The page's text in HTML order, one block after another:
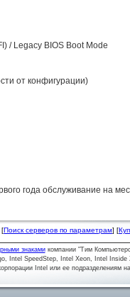
/ Legacy BIOS Boot Mode
от конфигурации)
года обслуживание на
[Поиск серверов по параметрам] [
знакамикомпании "Тим
Intel SpeedStep, Intel Xeon, Intel Inside
Intel или ее подразделениям